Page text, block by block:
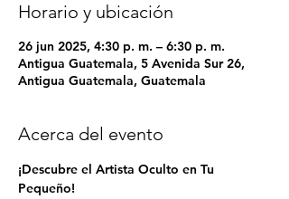
Horario y ubicación
26 jun 2025, 4:30 p. m. – 6:30 p. m.
Antigua Guatemala, 5 Avenida Sur 26,
Antigua Guatemala, Guatemala
Acerca del evento
¡Descubre el Artista Oculto en Tu
Pequeño!